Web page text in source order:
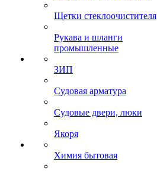
Щетки стеклоочистителя
Рукава и шланги
промышленные
ЗИП
Судовая арматура
Судовые двери, люки
Якоря
Химия бытовая